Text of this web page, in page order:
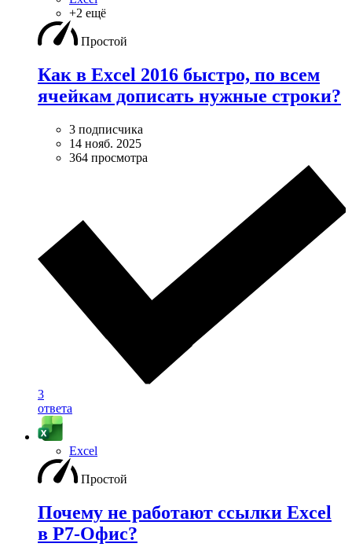
+2 ещё
Простой
Как в Excel 2016 быстро, по всем
ячейкам дописать нужные строки?
3 подписчика
14 нояб. 2025
364 просмотра
3
ответа
Excel
Простой
Почему не работают ссылки Excel
в Р7-Офис?